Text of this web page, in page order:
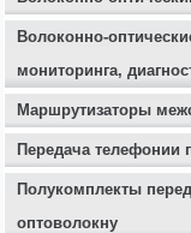
Волоконно-
мониторинга,
Маршрутизаторы
Передача телефонии
Полукомплекты
оптоволокну